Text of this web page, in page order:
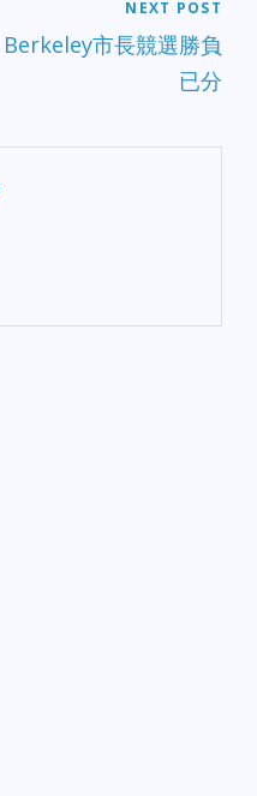
NEXT POST
Berkeley市長競選勝負
已分